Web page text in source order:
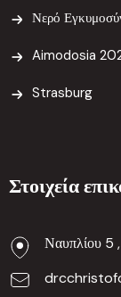
Νερό
Aimodosia
Strasburg
Στοιχεία
Ναυπλίου 5